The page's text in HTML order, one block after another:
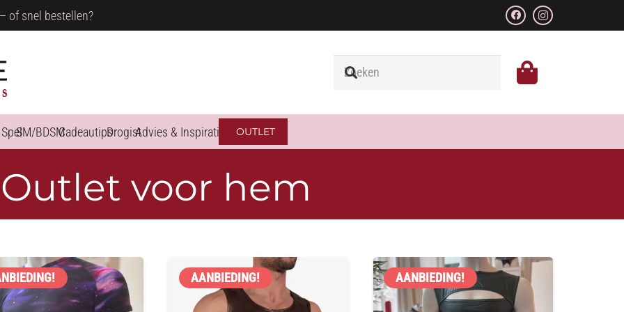
of snel bestellen?
SM/BDSMCadeautipsDrogistAdvies & Inspiratie OUTLET
Outlet voor hem
AANBIEDING! AANBIEDING!